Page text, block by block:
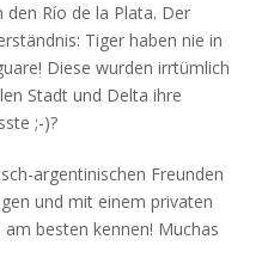
Río de la Plata. Der
Tiger haben nie in
Diese wurden irrtümlich
Stadt und Delta ihre
;-)?
argentinischen Freunden
und mit einem privaten
besten kennen! Muchas